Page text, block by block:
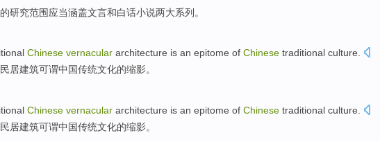
的研究范围应当涵盖文言和白话小说两大系列。
Chinese vernacular architecture is an epitome of Chinese traditional culture.
民居建筑可谓中国传统文化的缩影。
Chinese vernacular architecture is an epitome of Chinese traditional culture
民居建筑可谓中国传统文化的缩影。